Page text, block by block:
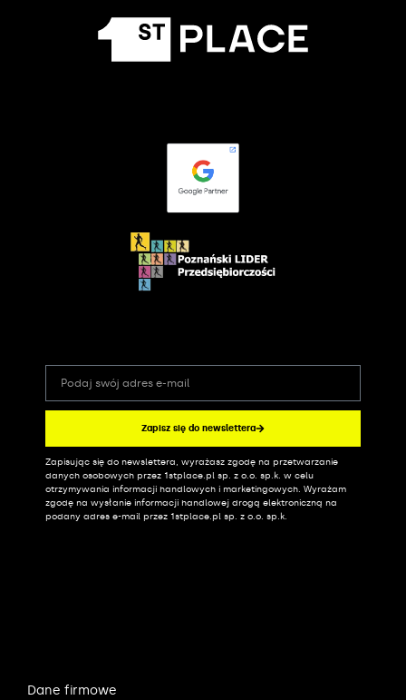
Zapisz się do newslettera
Alternative:
Zapisując się do newslettera, wyrażasz zgodę na przetwarzanie
danych osobowych przez 1stplace.pl sp. z o.o. sp.k. w celu
otrzymywania informacji handlowych i marketingowych. Wyrażam
zgodę na wysłanie informacji handlowej drogą elektroniczną na
podany adres e-mail przez 1stplace.pl sp. z o.o. sp.k.
Dane firmowe